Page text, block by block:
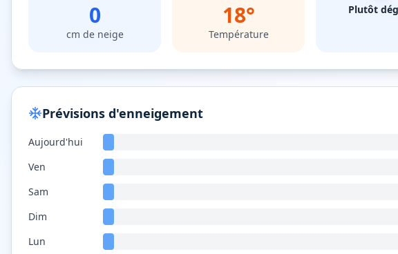
0
cm de neige
18°
Température
Plutôt
Prévisions d'enneigement
Aujourd'hui
Ven
Sam
Dim
Lun